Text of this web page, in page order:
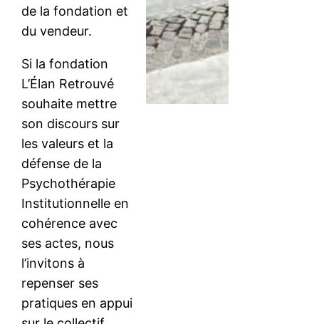
de la fondation et
du vendeur.
Si la fondation
L’Élan Retrouvé
souhaite mettre
son discours sur
les valeurs et la
défense de la
Psychothérapie
Institutionnelle en
cohérence avec
ses actes, nous
l’invitons à
repenser ses
pratiques en appui